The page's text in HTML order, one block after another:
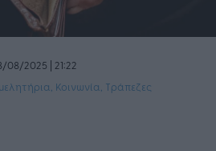
08/2025 | 21:22
Κοινωνία Τράπεζες